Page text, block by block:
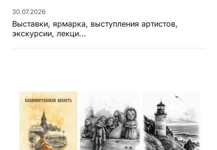
30.07.2026
Выставки, ярмарка, выступления артистов,
экскурсии, лекци...